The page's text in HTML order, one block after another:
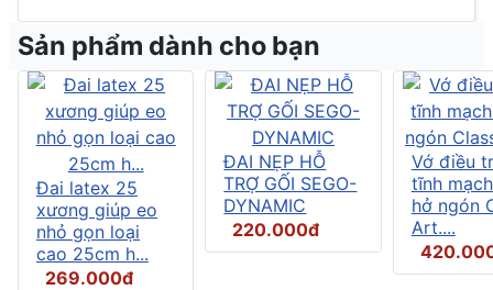
Sản phẩm dành cho bạn
Đai latex 25
xương giúp eo
nhỏ gọn loại
cao 25cm h...
269.000đ
ĐAI NẸP HỖ
TRỢ GỐI SEGO-
DYNAMIC
220.000đ
Vớ điều
tĩnh
hở ngón
Art....